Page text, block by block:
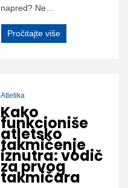
napred? Ne...
Pročitajte više
Atletika
Kako
funkcioniše
atletsko
takmičenje
iznutra: vodič
za prvog
takmičara